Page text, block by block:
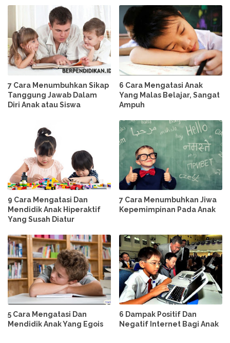
7 Cara Menumbuhkan Sikap
Tanggung Jawab Dalam
Diri Anak atau Siswa
6 Cara Mengatasi Anak
Yang Malas Belajar, Sangat
Ampuh
9 Cara Mengatasi Dan
Mendidik Anak Hiperaktif
Yang Susah Diatur
7 Cara Menumbuhkan Jiwa
Kepemimpinan Pada Anak
5 Cara Mengatasi Dan
Mendidik Anak Yang Egois
6 Dampak Positif Dan
Negatif Internet Bagi Anak